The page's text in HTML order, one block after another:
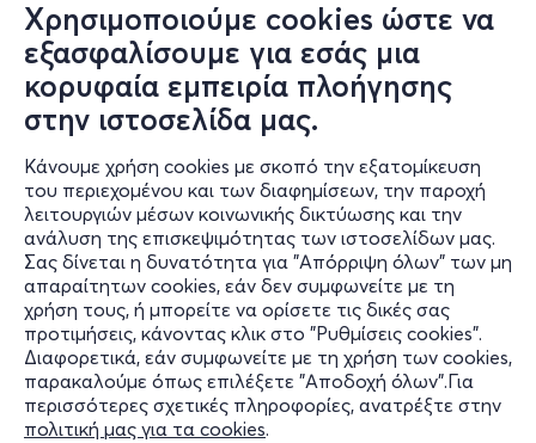
Χρησιμοποιούμε cookies ώστε να
εξασφαλίσουμε για εσάς μια
κορυφαία εμπειρία πλοήγησης
στην ιστοσελίδα μας.
Κάνουμε χρήση cookies με σκοπό την εξατομίκευση
του περιεχομένου και των διαφημίσεων, την παροχή
λειτουργιών μέσων κοινωνικής δικτύωσης και την
ανάλυση της επισκεψιμότητας των ιστοσελίδων μας.
Σας δίνεται η δυνατότητα για "Απόρριψη όλων" των μη
απαραίτητων cookies, εάν δεν συμφωνείτε με τη
χρήση τους, ή μπορείτε να ορίσετε τις δικές σας
προτιμήσεις, κάνοντας κλικ στο "Ρυθμίσεις cookies".
Διαφορετικά, εάν συμφωνείτε με τη χρήση των cookies,
παρακαλούμε όπως επιλέξετε "Αποδοχή όλων".Για
περισσότερες σχετικές πληροφορίες, ανατρέξτε στην
πολιτική μας για τα cookies.
Σαβ, 29/8
21:00
Ιων
210 52
Αρχαίο Θέατρο Επιδαύρου - Επίδαυρος, Αργολίδα
από 5€